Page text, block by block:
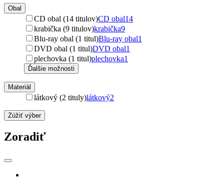
Obal
CD obal (14 titulov)CD obal14
krabička (9 titulov)krabička9
Blu-ray obal (1 titul)Blu-ray obal1
DVD obal (1 titul)DVD obal1
plechovka (1 titul)plechovka1
Ďalšie možnosti
Materiál
látkový (2 tituly)látkový2
Zúžiť výber
Zoradiť